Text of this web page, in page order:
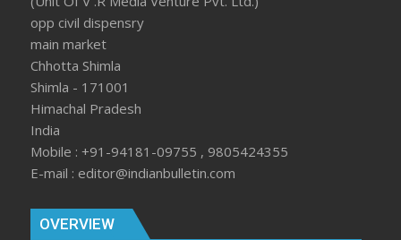
opp civil dispensry
main market
Chhotta Shimla
Shimla - 171001
Himachal Pradesh
India
Mobile : +91-94181-09755 , 9805424355
E-mail : editor@indianbulletin.com
OVERVIEW